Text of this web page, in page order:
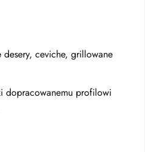
ceviche, grillowane
dopracowanemu profilowi